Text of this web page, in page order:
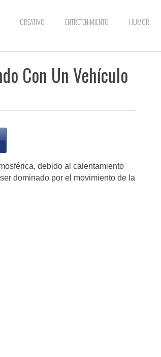
CREATIVO ENTRETENIMIENTO HUMOR
Con Un Vehículo
debido al calentamiento
dominado por el movimiento de la